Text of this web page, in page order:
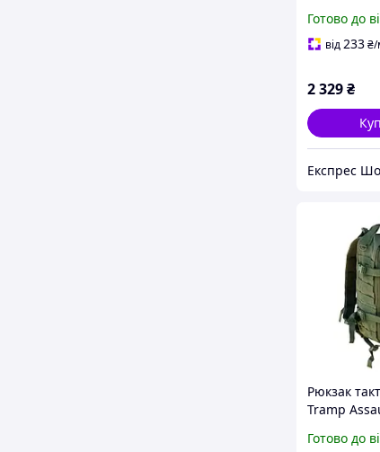
600D PU
об'єм 50 л
Готово до
від233₴/
2 329₴
Експрес
Рюкзак
Tramp
Готово до